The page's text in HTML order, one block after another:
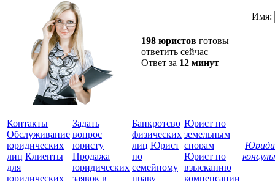
198 юристов готовы
ответить сейчас
Ответ за 12 минут
Имя:
Контакты
Обслуживание
юридических
лиц Клиенты
для
юридических
Задать
вопрос
юристу
Продажа
юридических
заявок в
Банкротсво
физических
лиц Юрист
по
семейному
праву
Юрист по
земельным
спорам
Юрист по
взысканию
компенсации